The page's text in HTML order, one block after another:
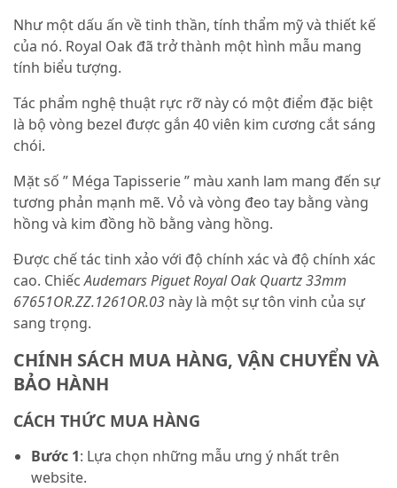
Như một dấu ấn về tinh thần, tính thẩm mỹ và thiết kế
của nó. Royal Oak đã trở thành một hình mẫu mang
tính biểu tượng.
Tác phẩm nghệ thuật rực rỡ này có một điểm đặc biệt
là bộ vòng bezel được gắn 40 viên kim cương cắt sáng
chói.
Mặt số ” Méga Tapisserie ” màu xanh lam mang đến sự
tương phản mạnh mẽ. Vỏ và vòng đeo tay bằng vàng
hồng và kim đồng hồ bằng vàng hồng.
Được chế tác tinh xảo với độ chính xác và độ chính xác
cao. ChiếcAudemars Piguet Royal Oak Quartz 33mm
67651OR.ZZ.1261OR.03 này là một sự tôn vinh của sự
sang trọng.
CHÍNH SÁCH MUA HÀNG, VẬN CHUYỂN VÀ
BẢO HÀNH
CÁCH THỨC MUA HÀNG
Bước 1: Lựa chọn những mẫu ưng ý nhất trên
website.